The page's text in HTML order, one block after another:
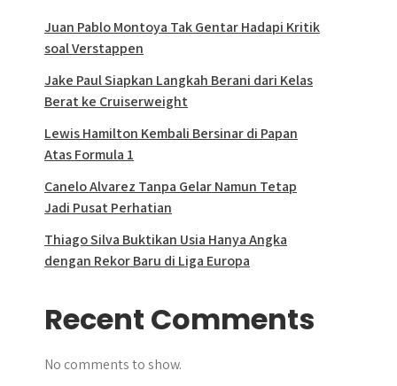
Juan Pablo Montoya Tak Gentar Hadapi Kritik
soal Verstappen
Jake Paul Siapkan Langkah Berani dari Kelas
Berat ke Cruiserweight
Lewis Hamilton Kembali Bersinar di Papan
Atas Formula 1
Canelo Alvarez Tanpa Gelar Namun Tetap
Jadi Pusat Perhatian
Thiago Silva Buktikan Usia Hanya Angka
dengan Rekor Baru di Liga Europa
Recent Comments
No comments to show.